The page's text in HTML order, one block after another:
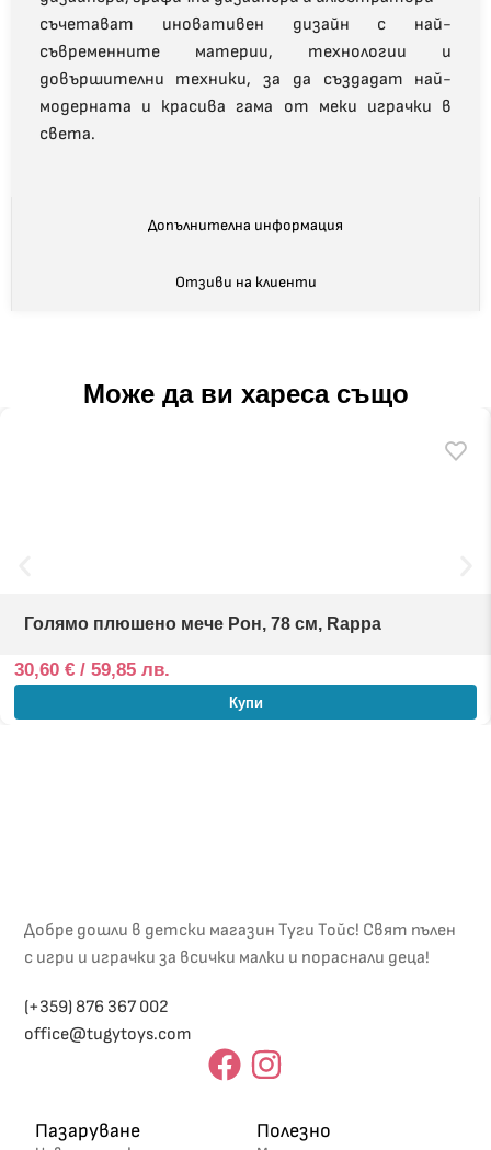
Допълнителна информация
Отзиви на клиенти
съчетават иновативен дизайн с най-
съвременните материи, технологии и
довършителни техники, за да създадат най-
модерната и красива гама от меки играчки в
света.
Може да ви хареса също
Голямо плюшено мече Рон, 78 см, Rappa
30,60€ / 59,85 лв.
Купи
Добре дошли в детски магазин Туги Тойс! Свят пълен
с игри и играчки за всички малки и пораснали деца!
(+359) 876 367 002
office@tugytoys.com
Пазаруване Полезно